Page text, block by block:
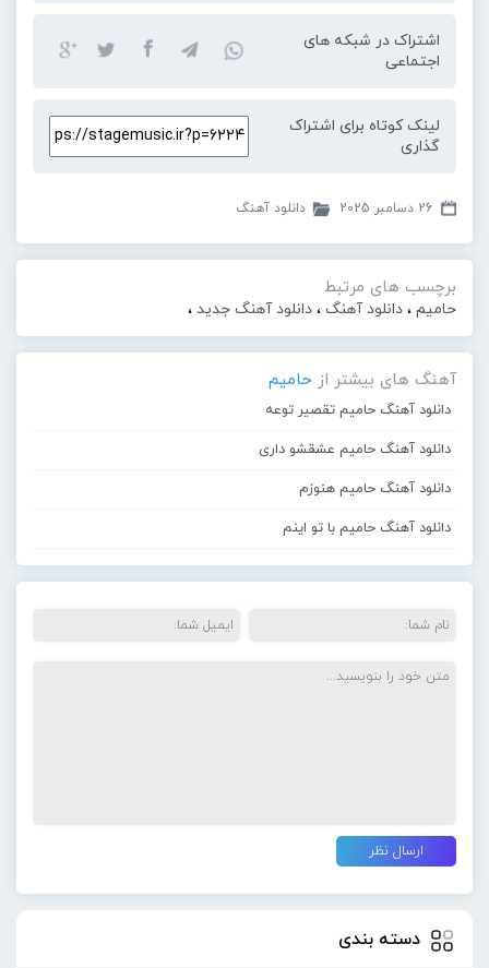
اشتراک در شبکه های
اجتماعی
لینک کوتاه برای اشتراک
گذاری
26 دسامبر 2025 دانلود آهنگ
برچسب های مرتبط
حامیم ، دانلود آهنگ ، دانلود آهنگ جدید ،
آهنگ های بیشتر از حامیم
دانلود آهنگ حامیم تقصیر توعه
دانلود آهنگ حامیم عشقشو داری
دانلود آهنگ حامیم هنوزم
دانلود آهنگ حامیم با تو اینم
دسته بندی